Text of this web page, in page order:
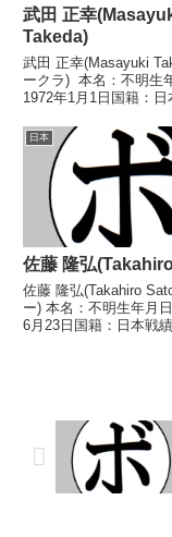
武田 正幸
Takeda)
武田 正幸(Masayuki
ークラ) 本名：不明生
1972年1月1日国籍：日
トル】1996年度KSD杯
ントスーパーライト級
歴】1994/08...
日本
佐藤 隆弘
佐藤 隆弘(Takahiro
ー) 本名：不明生年月
6月23日国籍：日本戦